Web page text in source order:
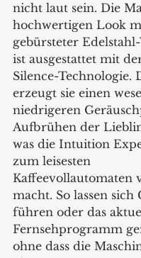
nicht laut sein. Die
hochwertigen Look
gebürsteter
ist ausgestattet mit
Silence-Technologie.
erzeugt sie einen
niedrigeren
Aufbrühen der
was die Intuition
zum leisesten
Kaffeevollautomaten
macht. So lassen sich
führen oder das
Fernsehprogramm
ohne dass die